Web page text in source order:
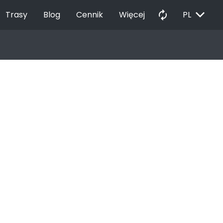
Trasy Blog Cennik Więcej autorenew PL EXPAND_MORE